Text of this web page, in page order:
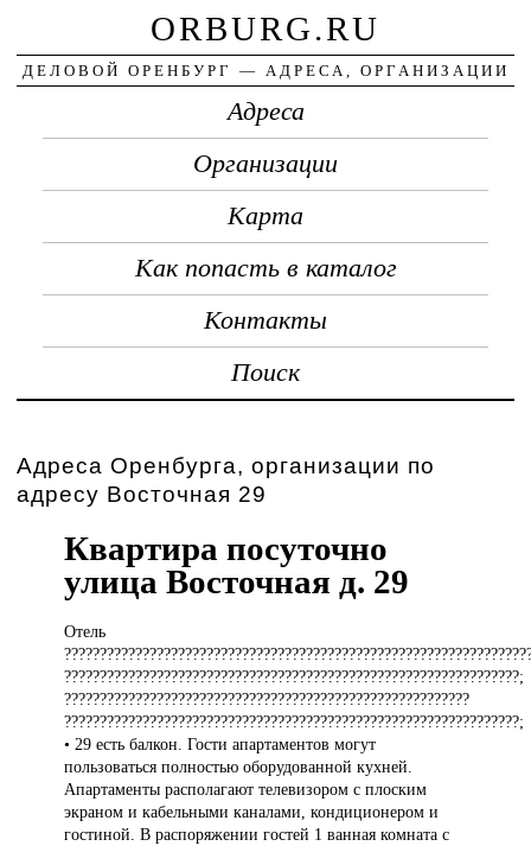
ORBURG.RU
ДЕЛОВОЙ ОРЕНБУРГ — АДРЕСА, ОРГАНИЗАЦИИ
Адреса
Организации
Карта
Как попасть в каталог
Контакты
Поиск
Адреса Оренбурга, организации по
адресу Восточная 29
Квартира посуточно
улица Восточная д. 29
Отель
????????????????????????????????????????????????????????????????;
?????????????????????????????????????????????????????????
????????????????????????????????????????????????????????????????;
• 29 есть балкон. Гости апартаментов могут
пользоваться полностью оборудованной кухней.
Апартаменты располагают телевизором с плоским
экраном и кабельными каналами, кондиционером и
гостиной. В распоряжении гостей 1 ванная комната с